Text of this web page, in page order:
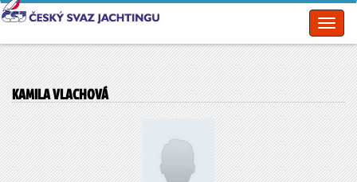
KAMILA VLACHOVÁ